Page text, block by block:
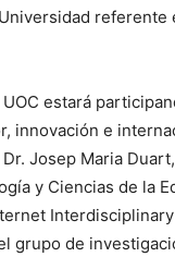
referente
estará
innovación e
Josep Maria
y Ciencias de la
grupo de